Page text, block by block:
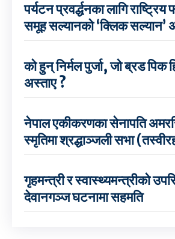
पर्यटन प्रवर्द्धनका लागि
समूह सल्यानको ‘क्लिक सल्यान’
को हुन् निर्मल पुर्जा, जो ब्रड पिक
अस्ताए ?
नेपाल एकीकरणका सेनापति
स्मृतिमा श्रद्धाञ्जली सभा
गृहमन्त्री र स्वास्थ्यमन्त्रीको
देवानगञ्ज घटनामा सहमति